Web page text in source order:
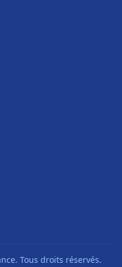
Tous droits réservés.